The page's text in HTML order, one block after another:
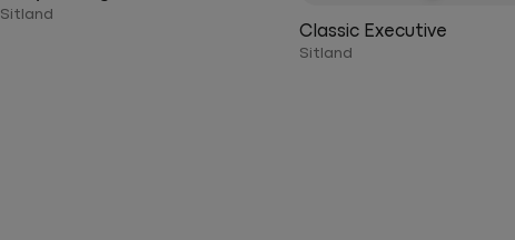
Classic Executive
Sitland
Sitland